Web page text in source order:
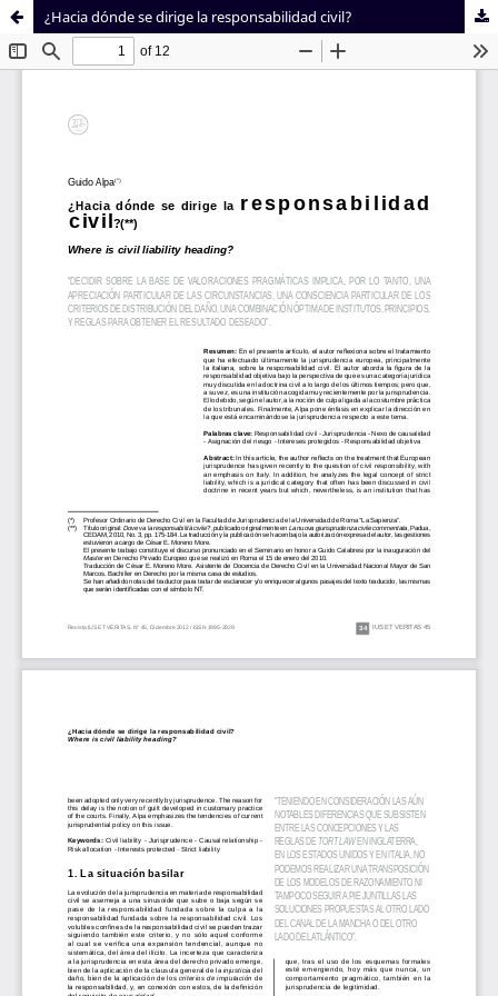
Sistema de
Bibliotecas
Facultad de
Derecho
¿Hacia dónde se dirige la responsabilidad civil?